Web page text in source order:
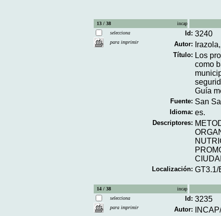
13 / 38
incap
selecciona
para imprimir
Id: 3240
Autor:
Título: Los
como
Guía
Fuente: San
Idioma: es.
Descriptores:
Localización: GT3.1/
14 / 38
incap
selecciona
para imprimir
Id: 3235
Autor: